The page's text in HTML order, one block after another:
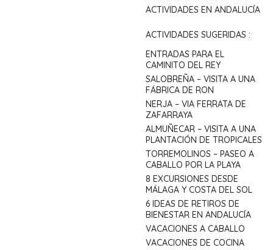
ACTIVIDADES EN ANDALUCÍA
ACTIVIDADES SUGERIDAS :
ENTRADAS PARA EL
CAMINITO DEL REY
SALOBREÑA – VISITA A UNA
FÁBRICA DE RON
NERJA – VIA FERRATA DE
ZAFARRAYA
ALMUÑECAR – VISITA A UNA
PLANTACIÓN DE TROPICALES
TORREMOLINOS – PASEO A
CABALLO POR LA PLAYA
8 EXCURSIONES DESDE
MÁLAGA Y COSTA DEL SOL
6 IDEAS DE RETIROS DE
BIENESTAR EN ANDALUCÍA
VACACIONES A CABALLO
VACACIONES DE COCINA